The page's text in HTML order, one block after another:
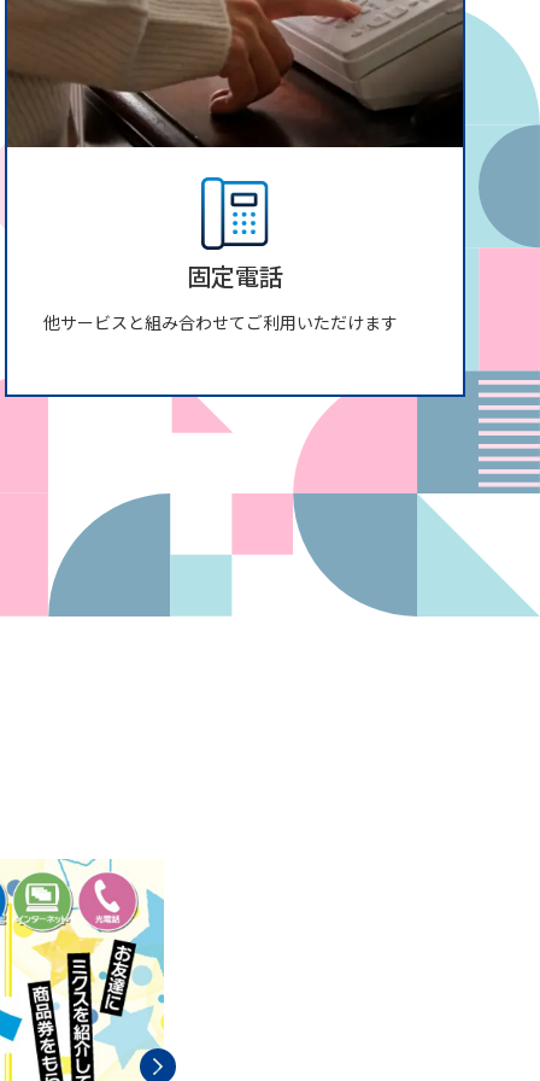
固定電話
他サービスと組み合わせてご利用いただけます